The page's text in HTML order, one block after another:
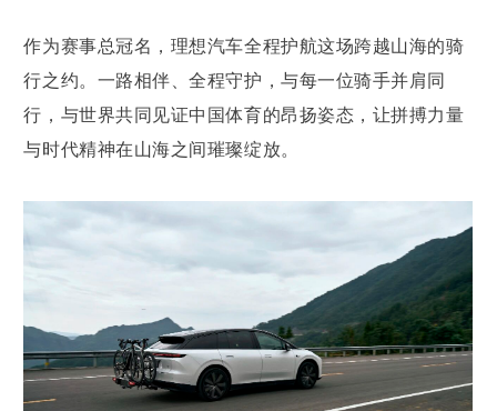
作为赛事总冠名，理想汽车全程护航这场跨越山海的骑
行之约。一路相伴、全程守护，与每一位骑手并肩同
行，与世界共同见证中国体育的昂扬姿态，让拼搏力量
与时代精神在山海之间璀璨绽放。